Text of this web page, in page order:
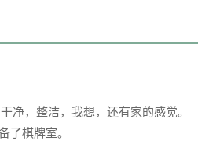
，整洁，我想，还有家的感觉。
棋牌室。